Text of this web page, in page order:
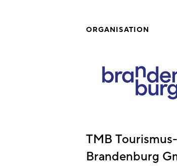
ORGANISATION
TMB
Brandenburg